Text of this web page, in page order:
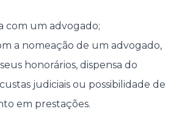
com um advogado;
a nomeação de um advogado,
honorários, dispensa do
judiciais ou possibilidade de
em prestações.